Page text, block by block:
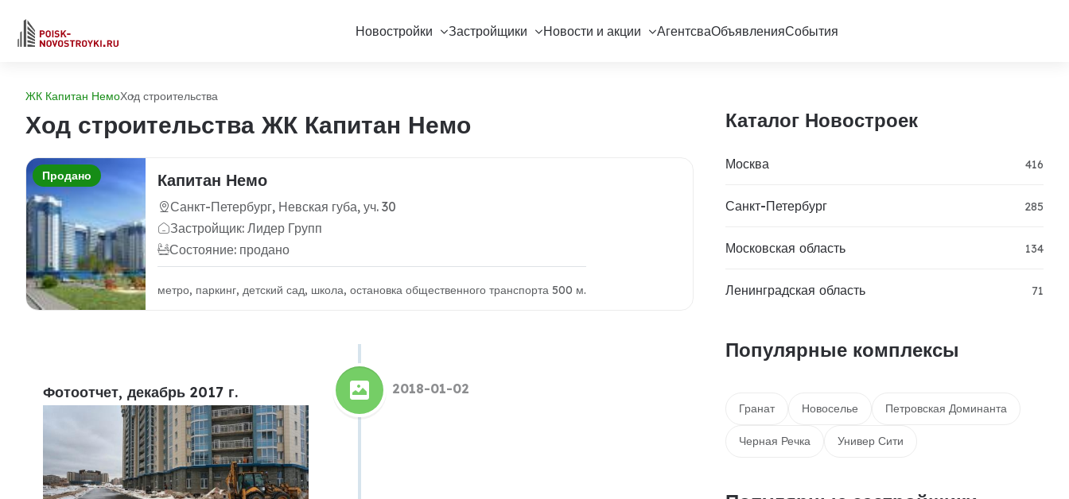
Новостройки Застройщики Новости и акции АгентсваОбъявленияСобытия
ЖК Капитан НемоХод строительства
Ход строительства ЖК Капитан Немо
Продано Капитан Немо
Санкт-Петербург, Невская губа, уч. 30
Застройщик: Лидер Групп
Состояние: продано
метро, паркинг, детский сад, школа, остановка общественного транспорта 500 м.
Фотоотчет, декабрь 2017 г. 2018-01-02
Каталог Новостроек
Москва 416
Санкт-Петербург 285
Московская область 134
Ленинградская область 71
Популярные комплексы
Гранат Новоселье Петровская Доминанта
Черная Речка Универ Сити